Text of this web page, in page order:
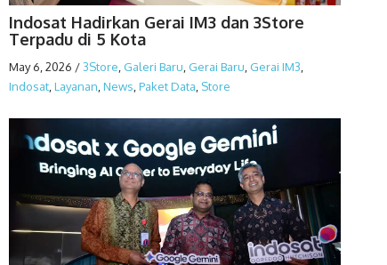
Indosat Hadirkan Gerai IM3 dan 3Store
Terpadu di 5 Kota
May 6, 2026 /3Store Galeri Baru Gerai Baru Gerai IM3
Indosat, Layanan News Paket Data Store